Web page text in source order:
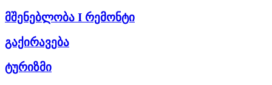
მშენებლობა I რემონტი
გაქირავება
ტურიზმი